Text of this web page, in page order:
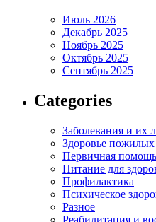
Июль 2026
Декабрь 2025
Ноябрь 2025
Октябрь 2025
Сентябрь 2025
Categories
Заболевания и их
Здоровье пожилых
Первичная помощь
Питание для
Профилактика
Психическое
Разное
Реабилитация и